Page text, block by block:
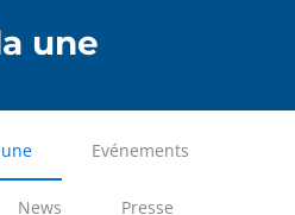
une
Evénements
News Presse